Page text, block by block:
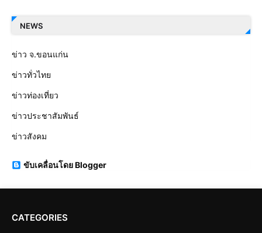
NEWS
ข่าว จ.ขอนแก่น
ข่าวทั่วไทย
ข่าวท่องเที่ยว
ข่าวประชาสัมพันธ์
ข่าวสังคม
ขับเคลื่อนโดย Blogger
CATEGORIES